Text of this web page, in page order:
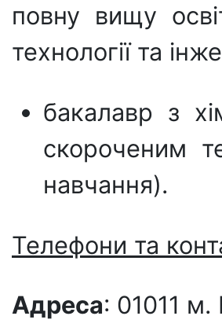
повну вищу
технології та
бакалавр з
скороченим
навчання).
Телефони та
Адреса: 01011